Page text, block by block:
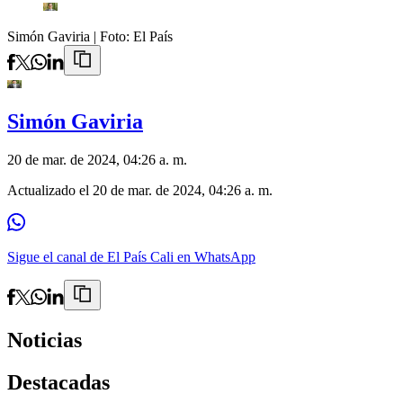
Simón Gaviria | Foto: El País
Simón Gaviria
20 de mar. de 2024, 04:26 a. m.
Actualizado el 20 de mar. de 2024, 04:26 a. m.
Sigue el canal de El País Cali en WhatsApp
Noticias
Destacadas